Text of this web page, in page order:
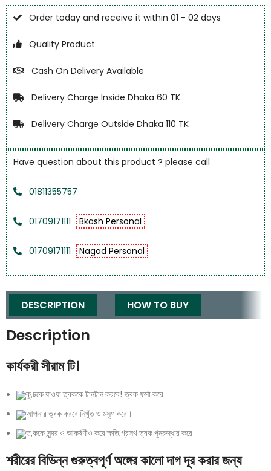
Order today and receive it within 01 - 02 days
Quality Product
Cash On Delivery Available
Delivery Charge Inside Dhaka 60 TK
Delivery Charge Outside Dhaka 110 TK
Have question about this product ? please call
01811355757
01709171111 Bkash Personal
01709171111 Nagad Personal
DESCRIPTION HOW TO BUY
Description
কার্যকরী সীরাম টি।
কু,চকে যাওয়া ত্বককে টানটান করবে! ত্বক ফর্সা করে
আপনার ত্বক করবে নিখুঁত ও মসৃণ করে।
ত,ককে সুন্দর ও আকর্ষণীও করে ক্ষতি,গ্রস্থ ত্বক পুনরুদ্ধার করে
শরীরের বিভিন্ন গুরুত্বপূর্ণ অঙ্গের কালো দাগ দূর করার জন্য